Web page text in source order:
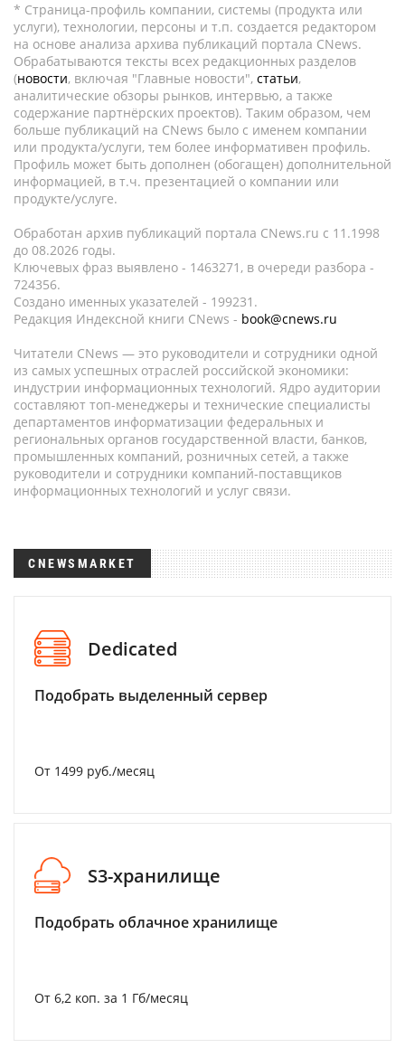
* Страница-профиль компании, системы (продукта или
услуги), технологии, персоны и т.п. создается редактором
на основе анализа архива публикаций портала CNews.
Обрабатываются тексты всех редакционных разделов
(новости, включая "Главные новости", статьи,
аналитические обзоры рынков, интервью, а также
содержание партнёрских проектов). Таким образом, чем
больше публикаций на CNews было с именем компании
или продукта/услуги, тем более информативен профиль.
Профиль может быть дополнен (обогащен) дополнительной
информацией, в т.ч. презентацией о компании или
продукте/услуге.
Обработан архив публикаций портала CNews.ru c 11.1998
до 08.2026 годы.
Ключевых фраз выявлено - 1463271, в очереди разбора -
724356.
Создано именных указателей - 199231.
Редакция Индексной книги CNews - book@cnews.ru
Читатели CNews — это руководители и сотрудники одной
из самых успешных отраслей российской экономики:
индустрии информационных технологий. Ядро аудитории
составляют топ-менеджеры и технические специалисты
департаментов информатизации федеральных и
региональных органов государственной власти, банков,
промышленных компаний, розничных сетей, а также
руководители и сотрудники компаний-поставщиков
информационных технологий и услуг связи.
CNEWSMARKET
Dedicated
Подобрать выделенный сервер
От 1499 руб./месяц
S3-хранилище
Подобрать облачное хранилище
От 6,2 коп. за 1 Гб/месяц